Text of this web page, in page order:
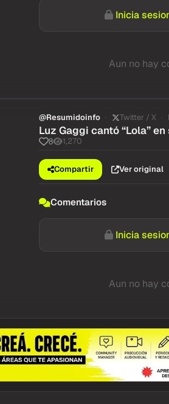
Inicia
Aun no hay
@Resumidoinfo Twitter / X
Luz Gaggi cantó “Lola”
8 1,270
Compartir Ver original
Comentarios
Inicia
Aun no hay